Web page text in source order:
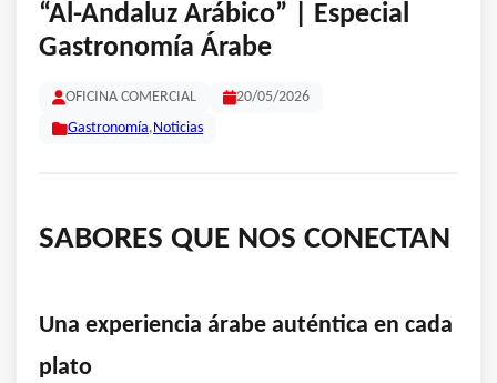
“Al-Andaluz Arábico” | Especial
Gastronomía Árabe
OFICINA COMERCIAL 20/05/2026
Gastronomía, Noticias
SABORES QUE NOS CONECTAN
Una experiencia árabe auténtica en cada
plato